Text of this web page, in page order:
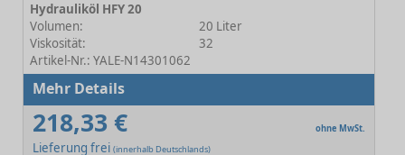
Hydrauliköl HFY 20
Volumen:
20 Liter
Viskosität:
32
Artikel-Nr.: YALE-N14301062
Mehr Details
218,33 € ohne MwSt.
Lieferung frei (innerhalb Deutschlands)